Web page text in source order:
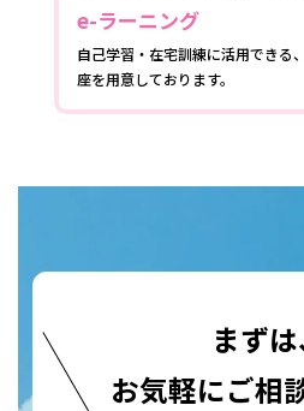
e-ラーニング
自己学習・在宅訓練に活用できる
座を用意しております。
まずは
お気軽にご相